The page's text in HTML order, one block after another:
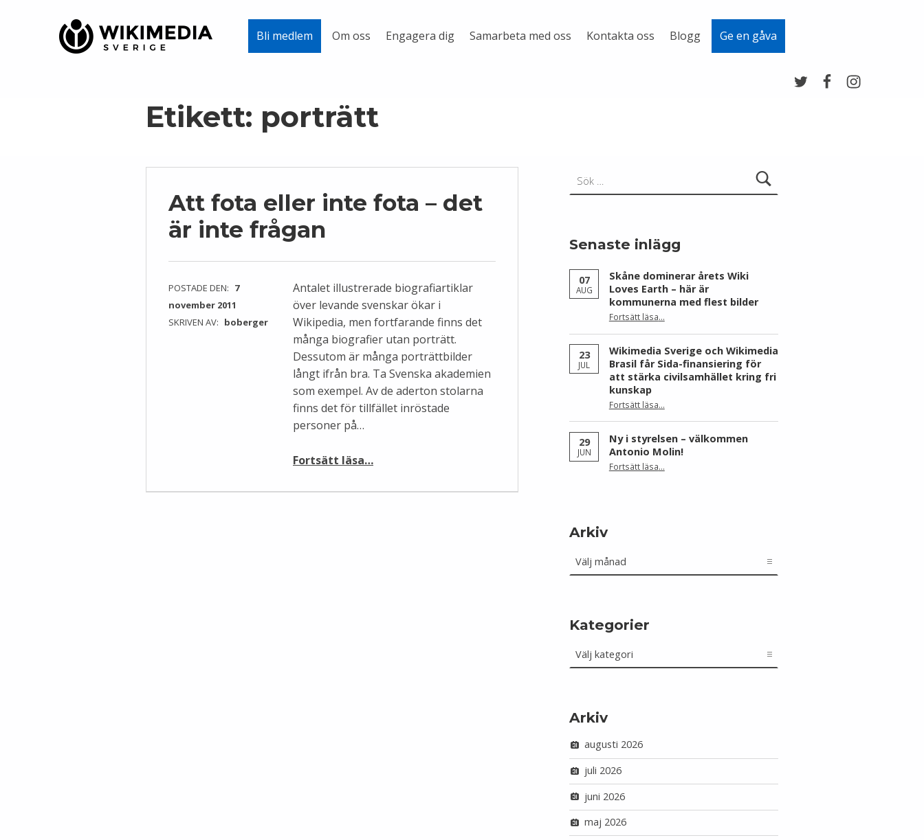
Bli medlem Om oss Engagera dig Samarbeta med oss Kontakta oss Blogg Ge en gåva
Etikett: porträtt
Att fota eller inte fota – det
är inte frågan
POSTADE DEN: 7
november 2011
SKRIVEN AV: boberger
Antalet illustrerade biografiartiklar
över levande svenskar ökar i
Wikipedia, men fortfarande finns det
många biografier utan porträtt.
Dessutom är många porträttbilder
långt ifrån bra. Ta Svenska akademien
som exempel. Av de aderton stolarna
finns det för tillfället inröstade
personer på…
Fortsätt läsa…
Senaste inlägg
07
AUG
Skåne dominerar årets Wiki
Loves Earth – här är
kommunerna med flest bilder
Fortsätt läsa“Skåne dominerar årets Wiki Loves Earth – här är kommunerna med flest bilder”
…
23
JUL
Wikimedia Sverige och Wikimedia
Brasil får Sida-finansiering för
att stärka civilsamhället kring fri
kunskap
Fortsätt läsa“Wikimedia Sverige och Wikimedia Brasil får Sida-finansiering för att stärka civilsamhället kring fri kunskap”
…
29
JUN
Ny i styrelsen – välkommen
Antonio Molin!
Fortsätt läsa“Ny i styrelsen – välkommen Antonio Molin!”
…
Arkiv
Kategorier
Arkiv
augusti 2026
juli 2026
juni 2026
maj 2026